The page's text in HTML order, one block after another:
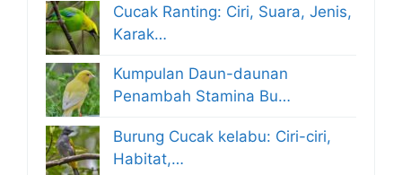
Cucak Ranting: Ciri, Suara, Jenis,
Karak…
Kumpulan Daun-daunan
Penambah Stamina Bu…
Burung Cucak kelabu: Ciri-ciri,
Habitat,…